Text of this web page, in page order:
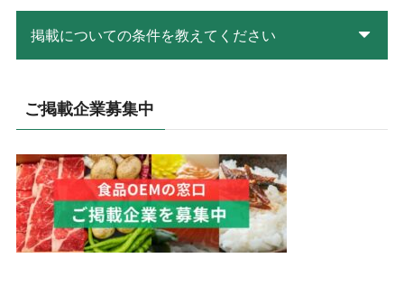
掲載についての条件を教えてください
ご掲載企業募集中